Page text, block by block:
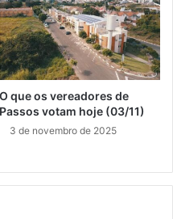
O que os vereadores de
Passos votam hoje (03/11)
3 de novembro de 2025